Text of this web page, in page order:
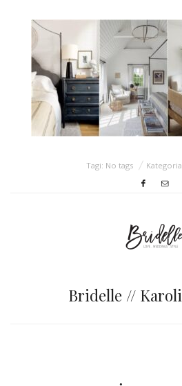
{HOT SEXY BEST}
BRI GROUP
ŚLUBNE STYLE
MAGAZYNY
Tagi: No tags
Bridelle //